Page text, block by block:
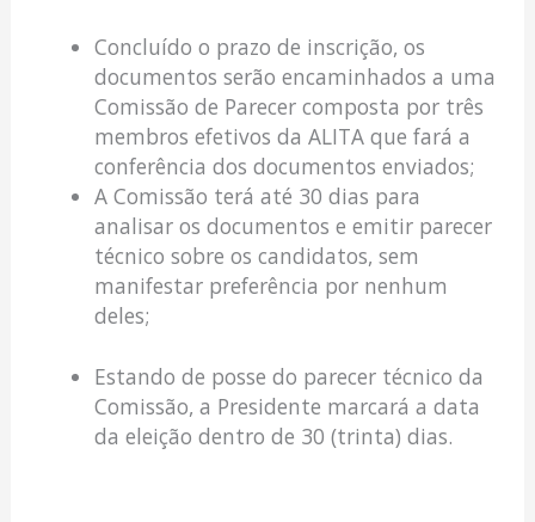
Concluído o prazo de inscrição, os
documentos serão encaminhados a uma
Comissão de Parecer composta por três
membros efetivos da ALITA que fará a
conferência dos documentos enviados;
A Comissão terá até 30 dias para
analisar os documentos e emitir parecer
técnico sobre os candidatos, sem
manifestar preferência por nenhum
deles;
Estando de posse do parecer técnico da
Comissão, a Presidente marcará a data
da eleição dentro de 30 (trinta) dias.